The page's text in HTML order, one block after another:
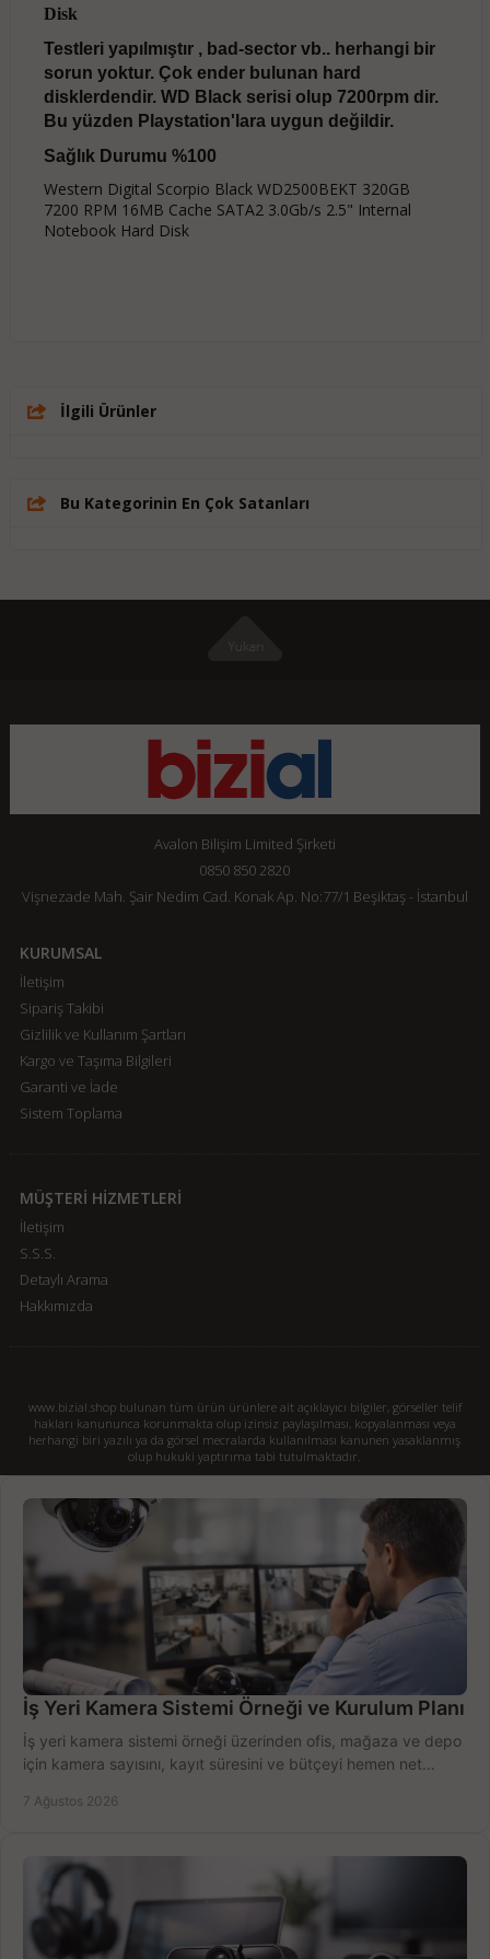
Disk
Testleri yapılmıştır , bad-sector vb.. herhangi bir
sorun yoktur. Çok ender bulunan hard
disklerdendir. WD Black serisi olup 7200rpm dir.
Bu yüzden Playstation'lara uygun değildir.
Sağlık Durumu %100
Western Digital Scorpio Black WD2500BEKT 320GB
7200 RPM 16MB Cache SATA2 3.0Gb/s 2.5" Internal
Notebook Hard Disk
İlgili Ürünler
Bu Kategorinin En Çok Satanları
Avalon Bilişim Limited Şirketi
0850 850 2820
Vişnezade Mah. Şair Nedim Cad. Konak Ap. No:77/1 Beşiktaş - İstanbul
KURUMSAL
İletişim
Sipariş Takibi
Gizlilik ve Kullanım Şartları
Kargo ve Taşıma Bilgileri
Garanti ve İade
Sistem Toplama
MÜŞTERİ HİZMETLERİ
İletişim
S.S.S.
Detaylı Arama
Hakkımızda
www.bizial.shop bulunan tüm ürün ürünlere ait açıklayıcı bilgiler, görseller telif
hakları kanununca korunmakta olup izinsiz paylaşılması, kopyalanması veya
herhangi biri yazılı ya da görsel mecralarda kullanılması kanunen yasaklanmış
olup hukuki yaptırıma tabi tutulmaktadır.
İş Yeri Kamera Sistemi Örneği ve Kurulum Planı
İş yeri kamera sistemi örneği üzerinden ofis, mağaza ve depo
için kamera sayısını, kayıt süresini ve bütçeyi hemen net
7 Ağustos 2026